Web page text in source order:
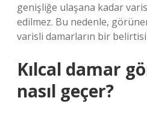
genişliğe ulaşana kadar
edilmez. Bu nedenle,
varisli damarların bir
Kılcal damar
nasıl geçer?